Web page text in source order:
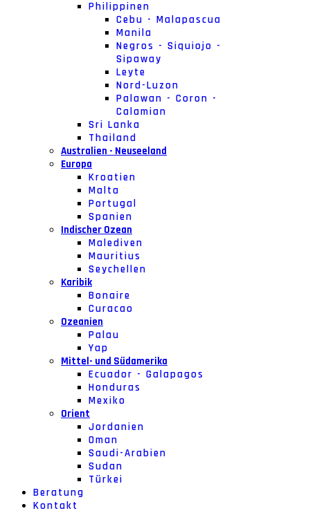
Philippinen
Cebu - Malapascua
Manila
Negros - Siquiojo -
Sipaway
Leyte
Nord-Luzon
Palawan - Coron -
Calamian
Sri Lanka
Thailand
Australien - Neuseeland
Europa
Kroatien
Malta
Portugal
Spanien
Indischer Ozean
Malediven
Mauritius
Seychellen
Karibik
Bonaire
Curacao
Ozeanien
Palau
Yap
Mittel- und Südamerika
Ecuador - Galapagos
Honduras
Mexiko
Orient
Jordanien
Oman
Saudi-Arabien
Sudan
Türkei
Beratung
Kontakt